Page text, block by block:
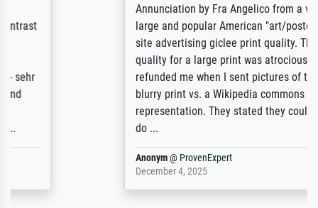
Annunciation by Fra Angelico from a very
large and popular American "art/poster"
site advertising giclee print quality. The
quality for a large print was atrocious. They
refunded me when I sent pictures of the
blurry print vs. a Wikipedia commons
representation. They stated they couldn't
ProvenExpert